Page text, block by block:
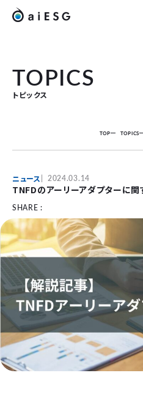
TOPICS
トピックス
TOP TOPICS
ニュース 2024.03.14
TNFDのアーリーアダプターに関
SHARE :